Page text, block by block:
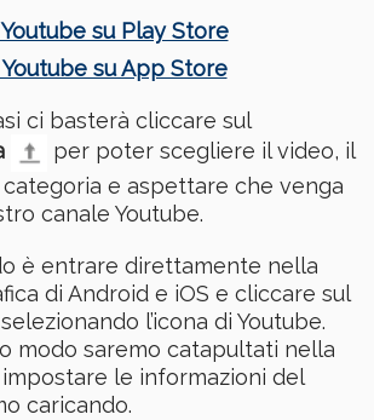
su Play Store
su App Store
ci basterà cliccare sul
per poter scegliere il video, il
e aspettare che venga
canale Youtube.
è entrare direttamente nella
di Android e iOS e cliccare sul
l’icona di Youtube.
modo saremo catapultati nella
le informazioni del
caricando.